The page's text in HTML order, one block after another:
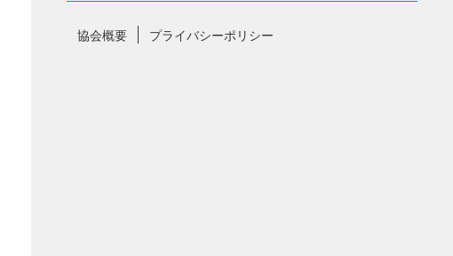
協会概要 プライバシーポリシー